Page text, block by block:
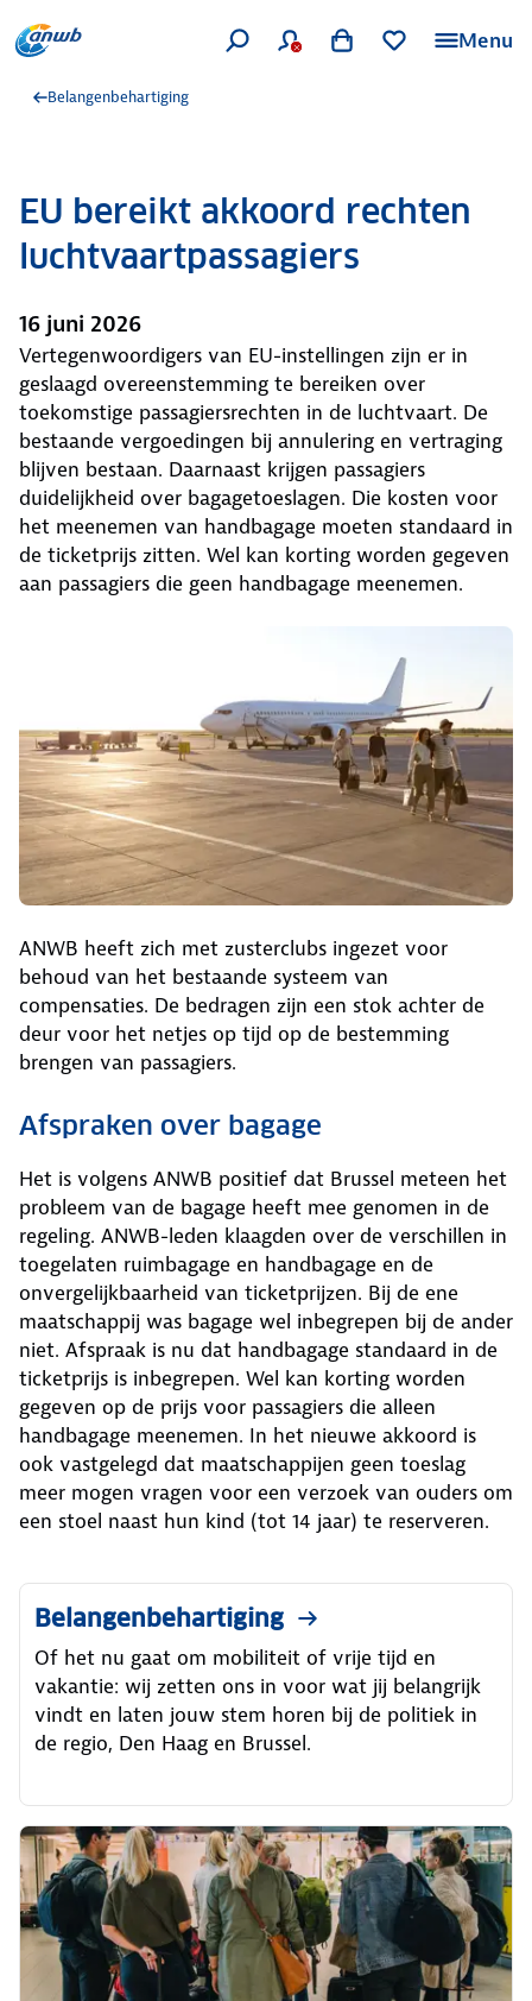
Menu
Belangenbehartiging
EU bereikt akkoord rechten
luchtvaartpassagiers
16 juni 2026
Vertegenwoordigers van EU-instellingen zijn er in
geslaagd overeenstemming te bereiken over
toekomstige passagiersrechten in de luchtvaart. De
bestaande vergoedingen bij annulering en vertraging
blijven bestaan. Daarnaast krijgen passagiers
duidelijkheid over bagagetoeslagen. Die kosten voor
het meenemen van handbagage moeten standaard in
de ticketprijs zitten. Wel kan korting worden gegeven
aan passagiers die geen handbagage meenemen.
ANWB heeft zich met zusterclubs ingezet voor
behoud van het bestaande systeem van
compensaties. De bedragen zijn een stok achter de
deur voor het netjes op tijd op de bestemming
brengen van passagiers.
Afspraken over bagage
Het is volgens ANWB positief dat Brussel meteen het
probleem van de bagage heeft mee genomen in de
regeling. ANWB-leden klaagden over de verschillen in
toegelaten ruimbagage en handbagage en de
onvergelijkbaarheid van ticketprijzen. Bij de ene
maatschappij was bagage wel inbegrepen bij de ander
niet. Afspraak is nu dat handbagage standaard in de
ticketprijs is inbegrepen. Wel kan korting worden
gegeven op de prijs voor passagiers die alleen
handbagage meenemen. In het nieuwe akkoord is
ook vastgelegd dat maatschappijen geen toeslag
meer mogen vragen voor een verzoek van ouders om
een stoel naast hun kind (tot 14 jaar) te reserveren.
Belangenbehartiging
Of het nu gaat om mobiliteit of vrije tijd en
vakantie: wij zetten ons in voor wat jij belangrijk
vindt en laten jouw stem horen bij de politiek in
de regio, Den Haag en Brussel.